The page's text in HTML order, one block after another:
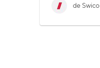
de Swico